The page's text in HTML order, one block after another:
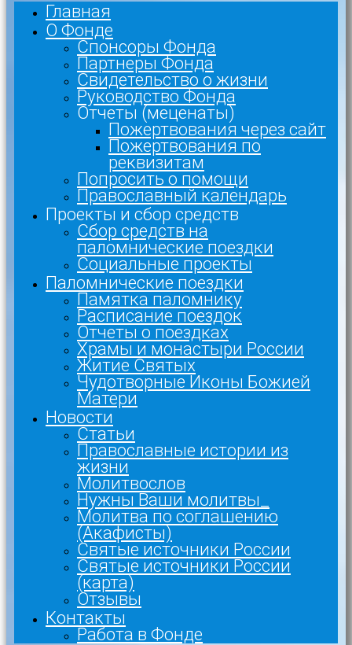
Главная
О Фонде
Спонсоры Фонда
Партнеры Фонда
Свидетельство о жизни
Руководство Фонда
Отчеты (меценаты)
Пожертвования через сайт
Пожертвования по
реквизитам
Попросить о помощи
Православный календарь
Проекты и сбор средств
Сбор средств на
паломнические поездки
Социальные проекты
Паломнические поездки
Памятка паломнику
Расписание поездок
Отчеты о поездках
Храмы и монастыри России
Житие Святых
Чудотворные Иконы Божией
Матери
Новости
Статьи
Православные истории из
жизни
Молитвослов
Нужны Ваши молитвы_
Молитва по соглашению
(Акафисты)
Святые источники России
Святые источники России
(карта)
Отзывы
Контакты
Работа в Фонде